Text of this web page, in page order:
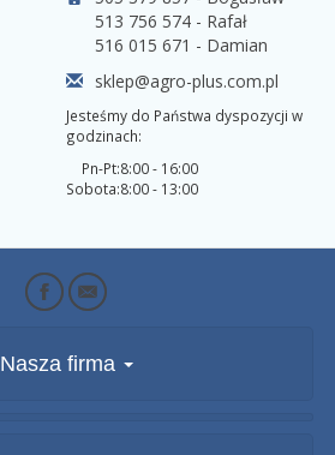
513 756 574 - Rafał
516 015 671 - Damian
sklep@agro-plus.com.pl
Jesteśmy do Państwa dyspozycji w
godzinach:
Pn-Pt:
Sobota:
8:00 - 16:00
8:00 - 13:00
Nasza firma